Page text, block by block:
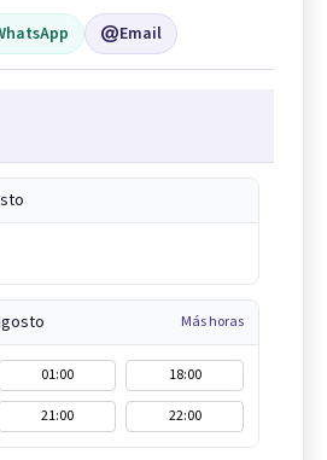
Email
Más horas
01:00
18:00
21:00 22:00